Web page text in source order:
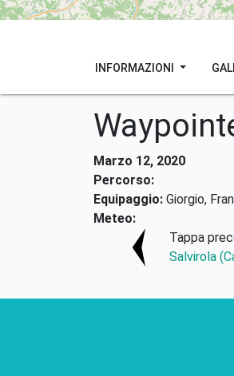
INFORMAZIONI
Marzo 12, 2020
Percorso:
Equipaggio: Giorgio,
Meteo:
Tappa
Salvirola